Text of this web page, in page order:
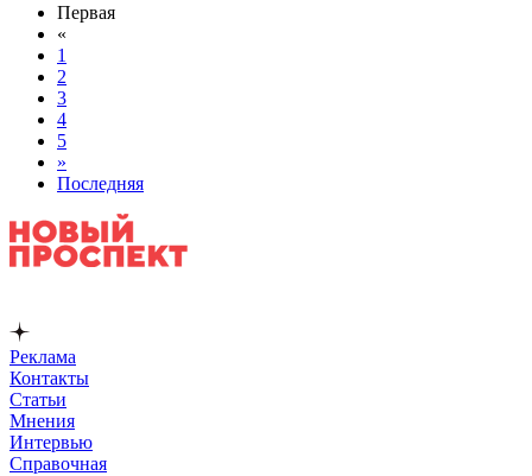
Первая
«
1
2
3
4
5
»
Последняя
Реклама
Контакты
Статьи
Мнения
Интервью
Справочная